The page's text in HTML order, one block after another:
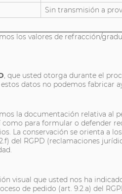
Sin transmisión a
los valores de refracción/
, que usted otorga durante el
datos no podemos fabricar
la documentación relativa al
para formular o defender
conservación se orienta a
del RGPD (reclamaciones
visual que usted nos ha
de pedido (art. 9.2.a) del